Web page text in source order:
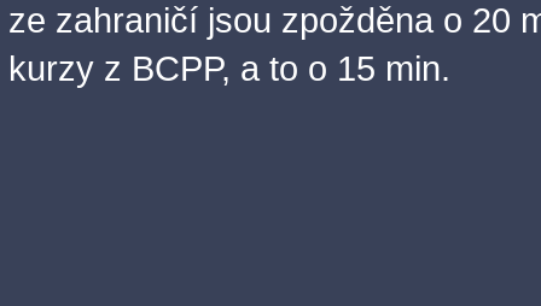
ze zahraničí jsou zpožděna o 20
kurzy z BCPP, a to o 15 min.